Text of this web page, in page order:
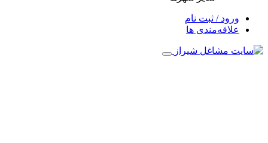
ورود / ثبت نام
علاقه‌مندی ها